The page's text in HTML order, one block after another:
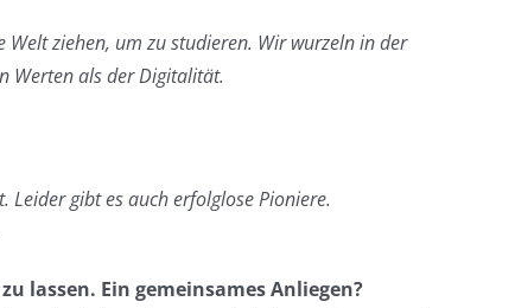
ziehen, um zu studieren. Wir wurzeln in der
Werten als der Digitalität.
gibt es auch erfolglose Pioniere.
lassen. Ein gemeinsames Anliegen?